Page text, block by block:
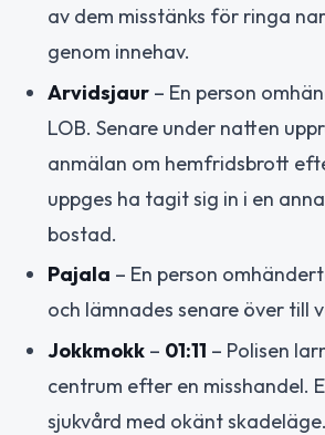
av dem misstänks för ringa
genom innehav.
Arvidsjaur – En person
LOB. Senare under natten
anmälan om hemfridsbrott
uppges ha tagit sig in i en
bostad.
Pajala – En person
och lämnades senare över till
Jokkmokk – 01:11 – Polisen
centrum efter en misshandel.
sjukvård med okänt